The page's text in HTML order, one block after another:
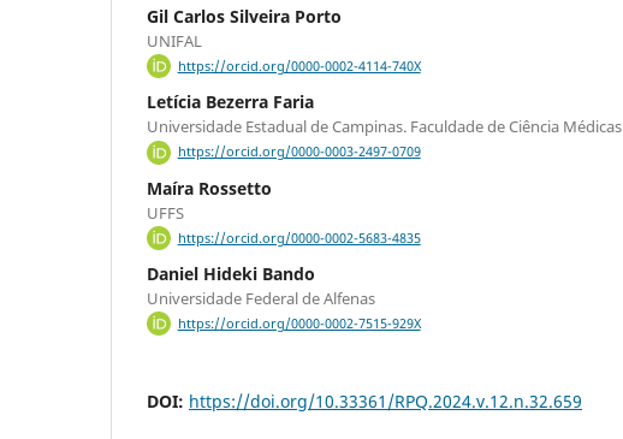
Gil Carlos Silveira Porto
UNIFAL
https://orcid.org/0000-0002-4114-740X
Letícia Bezerra Faria
Universidade Estadual de Campinas. Faculdade de Ciência Médicas
https://orcid.org/0000-0003-2497-0709
Maíra Rossetto
UFFS
https://orcid.org/0000-0002-5683-4835
Daniel Hideki Bando
Universidade Federal de Alfenas
https://orcid.org/0000-0002-7515-929X
DOI: https://doi.org/10.33361/RPQ.2024.v.12.n.32.659